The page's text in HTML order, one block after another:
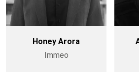
Honey Arora
Immeo